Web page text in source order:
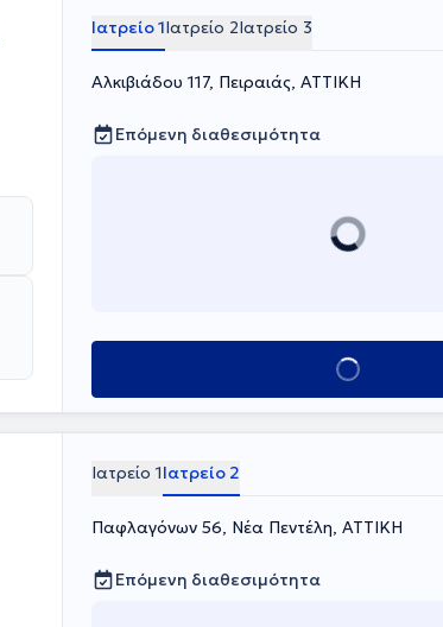
Ιατρείο 1Ιατρείο 2Ιατρείο 3
Αλκιβιάδου 117, Πειραιάς, ΑΤΤΙΚΗ
Επόμενη διαθεσιμότητα
Κλείσε ραντεβού
Ιατρείο 1Ιατρείο 2
Παφλαγόνων 56, Νέα Πεντέλη, ΑΤΤΙΚΗ
Επόμενη διαθεσιμότητα